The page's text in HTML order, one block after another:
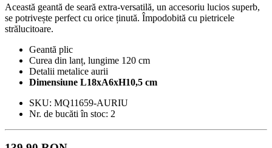
Această geantă de seară extra-versatilă, un accesoriu lucios superb,
se potrivește perfect cu orice ținută. Împodobită cu pietricele
strălucitoare.
Geantă plic
Curea din lanț, lungime 120 cm
Detalii metalice aurii
Dimensiune L18xA6xH10,5 cm
SKU: MQ11659-AURIU
Nr. de bucăti în stoc: 2